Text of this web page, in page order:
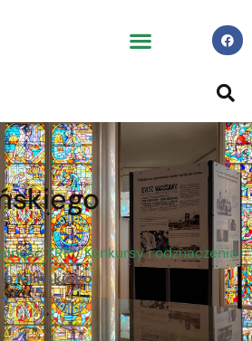
ZRP/Konkursy i odznaczenia
Kilińskiego